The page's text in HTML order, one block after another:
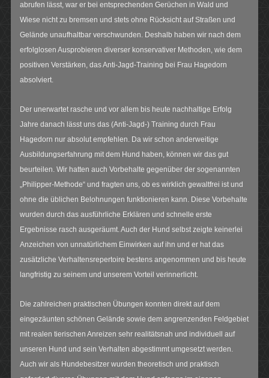
abrufen lässt, war er bei entsprechenden Gerüchen in Wald und
Wiese nicht zu bremsen und stets ohne Rücksicht auf Straßen und
Gelände unaufhaltbar verschwunden. Deshalb haben wir nach dem
erfolglosen Ausprobieren diverser konservativer Methoden, wie dem
positiven Verstärken, das Anti-Jagd-Training bei Frau Hagedorn
absolviert.
Der unerwartet rasche und vor allem bis heute nachhaltige Erfolg
Jahre danach lässt uns das (Anti-Jagd-) Training durch Frau
Hagedorn nur absolut empfehlen. Da wir schon anderweitige
Ausbildungserfahrung mit dem Hund haben, können wir das gut
beurteilen. Wir hatten auch Vorbehalte gegenüber der sogenannten
„Philipper-Methode“ und fragten uns, ob es wirklich gewaltfrei ist und
ohne die üblichen Belohnungen funktionieren kann. Diese Vorbehalte
wurden durch das ausführliche Erklären und schnelle erste
Ergebnisse rasch ausgeräumt. Auch der Hund selbst zeigte keinerlei
Anzeichen von unnatürlichem Einwirken auf ihn und er hat das
zusätzliche Verhaltensrepertoire bestens angenommen und bis heute
langfristig zu seinem und unserem Vorteil verinnerlicht.
Die zahlreichen praktischen Übungen konnten direkt auf dem
eingezäunten schönen Gelände sowie dem angrenzenden Feldgebiet
mit realen tierischen Anreizen sehr realitätsnah und individuell auf
unseren Hund und sein Verhalten abgestimmt umgesetzt werden.
Auch wir als Hundebesitzer wurden theoretisch und praktisch